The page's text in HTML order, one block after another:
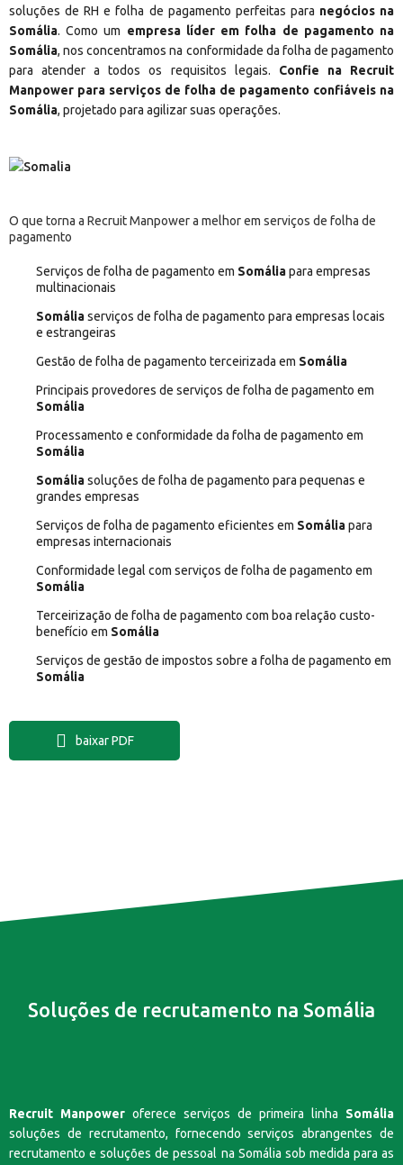
soluções de RH e folha de pagamento perfeitas para negócios na
Somália. Como um empresa líder em folha de pagamento na
Somália, nos concentramos na conformidade da folha de pagamento
para atender a todos os requisitos legais. Confie na Recruit
Manpower para serviços de folha de pagamento confiáveis na
Somália, projetado para agilizar suas operações.
O que torna a Recruit Manpower a melhor em serviços de folha de
pagamento
Serviços de folha de pagamento em Somáliapara empresas
multinacionais
Somáliaserviços de folha de pagamento para empresas locais
e estrangeiras
Gestão de folha de pagamento terceirizada em Somália
Principais provedores de serviços de folha de pagamento em
Somália
Processamento e conformidade da folha de pagamento em
Somália
Somáliasoluções de folha de pagamento para pequenas e
grandes empresas
Serviços de folha de pagamento eficientes em Somáliapara
empresas internacionais
Conformidade legal com serviços de folha de pagamento em
Somália
Terceirização de folha de pagamento com boa relação custo-
benefício em Somália
Serviços de gestão de impostos sobre a folha de pagamento em
Somália
baixar PDF
Soluções de recrutamento na Somália
Recruit Manpower oferece serviços de primeira linha Somália
soluções de recrutamento, fornecendo serviços abrangentes de
recrutamento e soluções de pessoal na Somália sob medida para as